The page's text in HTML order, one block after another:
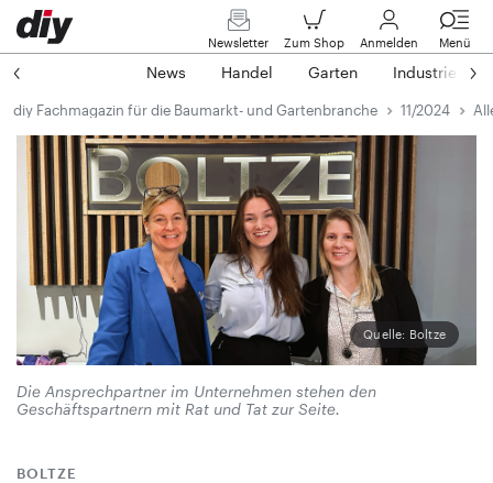
Newsletter Zum Shop Anmelden Menü
News Handel Garten Industrie
diy Fachmagazin für die Baumarkt- und Gartenbranche 11/2024
Quelle: Boltze
Die Ansprechpartner im Unternehmen stehen den
Geschäftspartnern mit Rat und Tat zur Seite.
BOLTZE